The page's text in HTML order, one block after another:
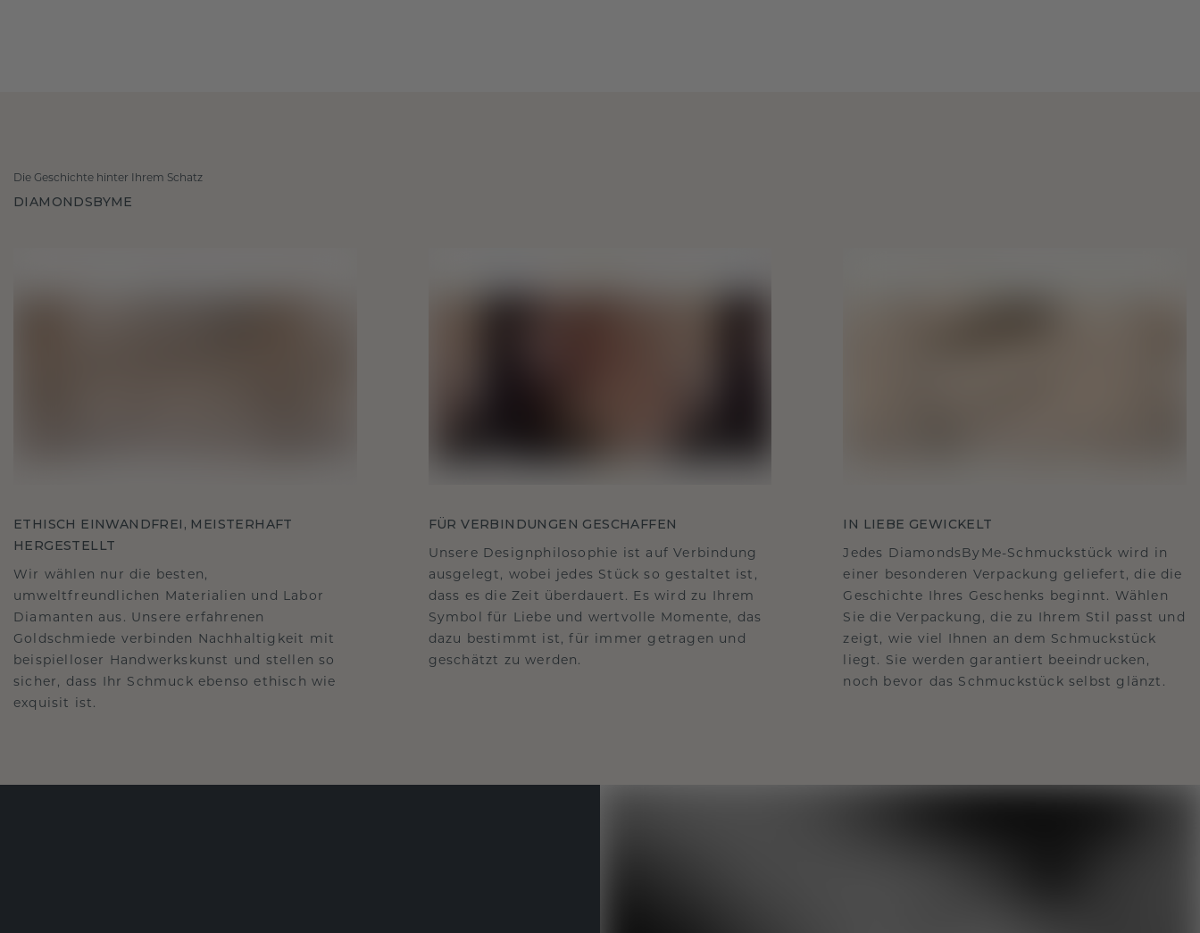
Die Geschichte hinter Ihrem Schatz
DIAMONDSBYME
ETHISCH EINWANDFREI, MEISTERHAFT
HERGESTELLT
Wir wählen nur die besten,
umweltfreundlichen Materialien und Labor
Diamanten aus. Unsere erfahrenen
Goldschmiede verbinden Nachhaltigkeit mit
beispielloser Handwerkskunst und stellen so
sicher, dass Ihr Schmuck ebenso ethisch wie
exquisit ist.
FÜR VERBINDUNGEN GESCHAFFEN
Unsere Designphilosophie ist auf Verbindung
ausgelegt, wobei jedes Stück so gestaltet ist,
dass es die Zeit überdauert. Es wird zu Ihrem
Symbol für Liebe und wertvolle Momente, das
dazu bestimmt ist, für immer getragen und
geschätzt zu werden.
IN LIEBE GEWICKELT
Jedes DiamondsByMe-Schmuckstück wird in
einer besonderen Verpackung geliefert, die die
Geschichte Ihres Geschenks beginnt. Wählen
Sie die Verpackung, die zu Ihrem Stil passt und
zeigt, wie viel Ihnen an dem Schmuckstück
liegt. Sie werden garantiert beeindrucken,
noch bevor das Schmuckstück selbst glänzt.